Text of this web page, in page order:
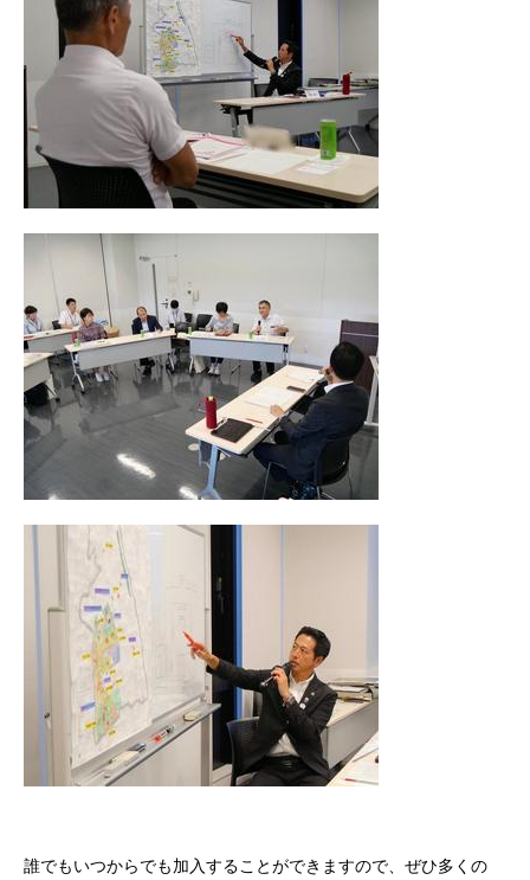
誰でもいつからでも加入することができますので、ぜひ多くの